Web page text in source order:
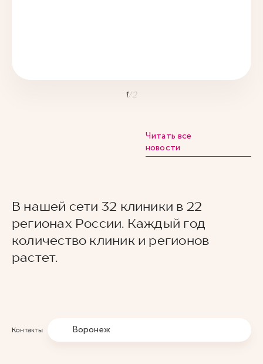
Читать все
новости
1/2
В нашей сети 32 клиники в 22
регионах России. Каждый год
количество клиник и регионов
растет.
Контакты Воронеж